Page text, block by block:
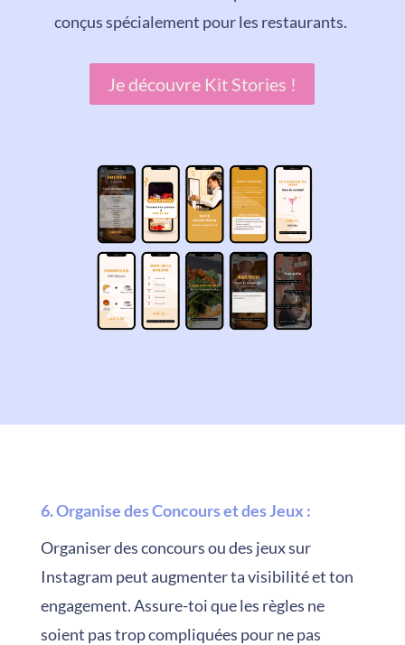
conçus spécialement pour les restaurants.
Je découvre Kit Stories !
6. Organise des Concours et des Jeux :
Organiser des concours ou des jeux sur
Instagram peut augmenter ta visibilité et ton
engagement. Assure-toi que les règles ne
soient pas trop compliquées pour ne pas